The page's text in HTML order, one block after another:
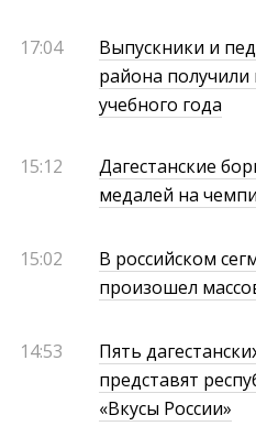
17:04
Выпускники и
района
учебного года
15:12
Дагестанские
медалей на
15:02
В российском
произошел
14:53
Пять
представят
«Вкусы России»